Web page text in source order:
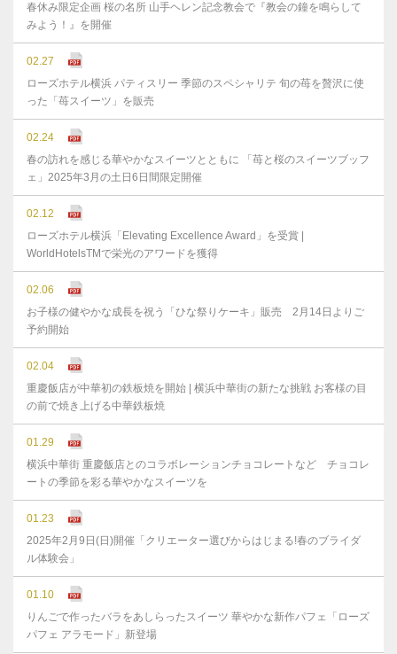
春休み限定企画 桜の名所 山手ヘレン記念教会で『教会の鐘を鳴らして
みよう！』を開催
02.27
ローズホテル横浜 パティスリー 季節のスペシャリテ 旬の苺を贅沢に使
った「苺スイーツ」を販売
02.24
春の訪れを感じる華やかなスイーツとともに 「苺と桜のスイーツブッフ
ェ」2025年3月の土日6日間限定開催
02.12
ローズホテル横浜「Elevating Excellence Award」を受賞 |
WorldHotelsTMで栄光のアワードを獲得
02.06
お子様の健やかな成⻑を祝う「ひな祭りケーキ」販売 2月14日よりご
予約開始
02.04
重慶飯店が中華初の鉄板焼を開始 | 横浜中華街の新たな挑戦 お客様の目
の前で焼き上げる中華鉄板焼
01.29
横浜中華街 重慶飯店とのコラボレーションチョコレートなど チョコレ
ートの季節を彩る華やかなスイーツを
01.23
2025年2月9日(日)開催「クリエーター選びからはじまる!春のブライダ
ル体験会」
01.10
りんごで作ったバラをあしらったスイーツ 華やかな新作パフェ「ローズ
パフェ アラモード」新登場